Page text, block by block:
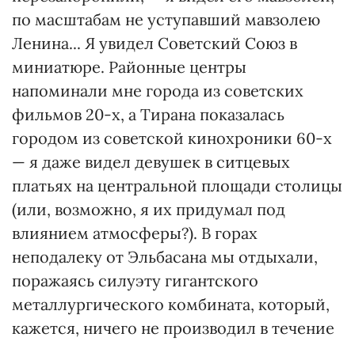
по масштабам не уступавший мавзолею
Ленина... Я увидел Советский Союз в
миниатюре. Районные центры
напоминали мне города из советских
фильмов 20-х, а Тирана показалась
городом из советской кинохроники 60-х
— я даже видел девушек в ситцевых
платьях на центральной площади столицы
(или, возможно, я их придумал под
влиянием атмосферы?). В горах
неподалеку от Эльбасана мы отдыхали,
поражаясь силуэту гигантского
металлургического комбината, который,
кажется, ничего не производил в течение